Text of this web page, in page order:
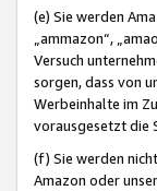
(e) Sie werden
„ammazon“,
Versuch
sorgen, dass von
Werbeinhalte im
vorausgesetzt die
(f) Sie werden
Amazon oder